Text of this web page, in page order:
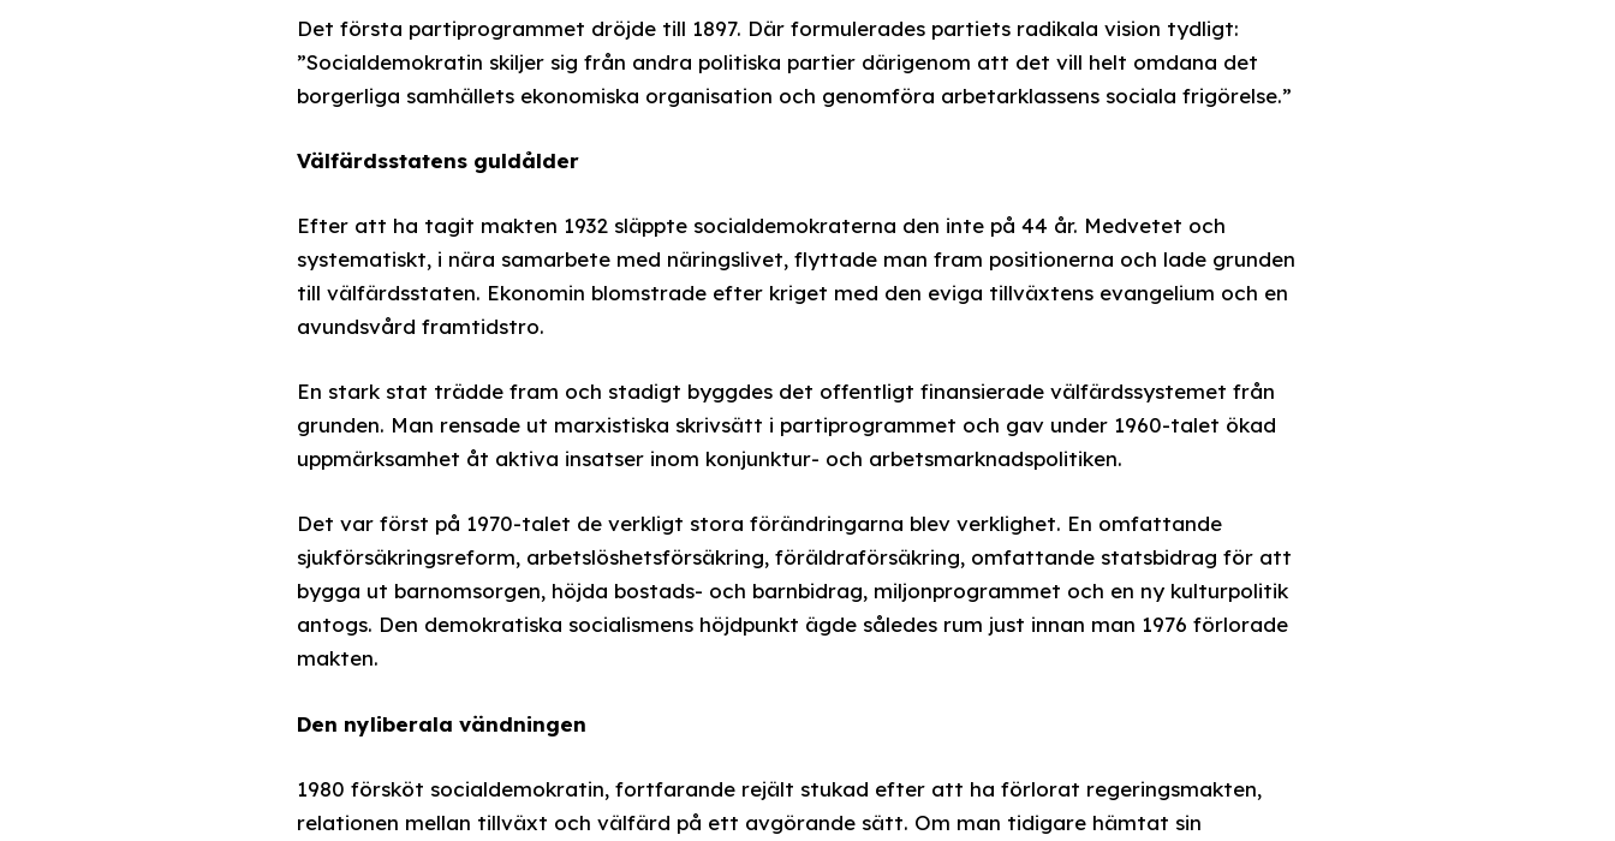
Det första partiprogrammet dröjde till 1897. Där formulerades partiets radikala vision tydligt:
”Socialdemokratin skiljer sig från andra politiska partier därigenom att det vill helt omdana det
borgerliga samhällets ekonomiska organisation och genomföra arbetarklassens sociala frigörelse.”
Välfärdsstatens guldålder
Efter att ha tagit makten 1932 släppte socialdemokraterna den inte på 44 år. Medvetet och
systematiskt, i nära samarbete med näringslivet, flyttade man fram positionerna och lade grunden
till välfärdsstaten. Ekonomin blomstrade efter kriget med den eviga tillväxtens evangelium och en
avundsvård framtidstro.
En stark stat trädde fram och stadigt byggdes det offentligt finansierade välfärdssystemet från
grunden. Man rensade ut marxistiska skrivsätt i partiprogrammet och gav under 1960-talet ökad
uppmärksamhet åt aktiva insatser inom konjunktur- och arbetsmarknadspolitiken.
Det var först på 1970-talet de verkligt stora förändringarna blev verklighet. En omfattande
sjukförsäkringsreform, arbetslöshetsförsäkring, föräldraförsäkring, omfattande statsbidrag för att
bygga ut barnomsorgen, höjda bostads- och barnbidrag, miljonprogrammet och en ny kulturpolitik
antogs. Den demokratiska socialismens höjdpunkt ägde således rum just innan man 1976 förlorade
makten.
Den nyliberala vändningen
1980 försköt socialdemokratin, fortfarande rejält stukad efter att ha förlorat regeringsmakten,
relationen mellan tillväxt och välfärd på ett avgörande sätt. Om man tidigare hämtat sin